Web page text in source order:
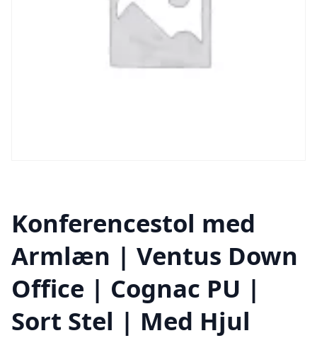
Konferencestol med
Armlæn | Ventus Down
Office | Cognac PU |
Sort Stel | Med Hjul